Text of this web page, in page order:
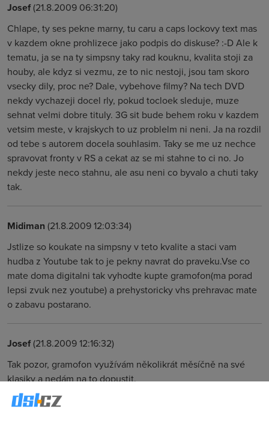
Josef(21.8.2009 06:31:20)
Chlape, ty ses pekne marny, tu caru a caps lockovy text mas
v kazdem okne prohlizece jako podpis do diskuse? :-D Ale k
tematu, ja se na ty simpsny taky rad kouknu, kvalita stoji za
houby, ale kdyz si vezmu, ze to nic nestoji, jsou tam skoro
vsecky dily, proc ne? Dale, vybehove filmy? Na tech DVD
nekdy vychazeji docel rly, pokud tocloek sleduje, muze
sehnat velmi dobre tituly. 3G sit bude behem roku v kazdem
vetsim meste, v krajskych to uz problelm ni neni. Ja na rozdil
od tebe s autorem docela souhlasim. Taky se me uz nechce
spravovat fronty v RS a cekat az se mi stahne to ci no. Jo
nekdy jeste neco stahnu, ale asu neni co byvalo a chuti taky
tak.
Midiman(21.8.2009 12:03:34)
Jstlize so koukate na simpsny v teto kvalite a staci vam
hudba z Youtube tak to je pekny navrat do praveku.Vse co
mate doma digitalni tak vyhodte kupte gramofon(ma porad
lepsi zvuk nez youtube) a prehystoricky vhs prehravac mate
o zabavu postarano.
Josef(21.8.2009 12:16:32)
Tak pozor, gramofon využívám několikrát měsíčně na své
klasiky a nedám na to dopustit.